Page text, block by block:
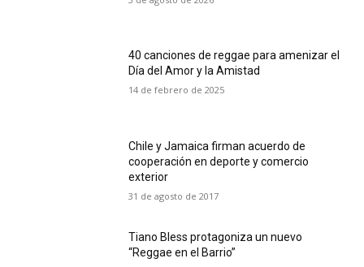
40 canciones de reggae para amenizar el
Día del Amor y la Amistad
14 de febrero de 2025
Chile y Jamaica firman acuerdo de
cooperación en deporte y comercio
exterior
31 de agosto de 2017
Tiano Bless protagoniza un nuevo
“Reggae en el Barrio”